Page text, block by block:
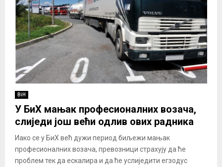
BiH
У БиХ мањак професионалних возача,
слиједи још већи одлив ових радника
Иако се у БиХ већ дужи период биљежи мањак
професионалних возача, превозници страхују да ће
проблем тек да ескалира и да ће услиједити егзодус